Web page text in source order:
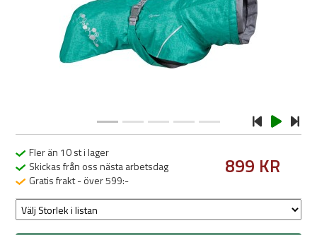
Previous
Fler än 10 st i lager
Skickas från oss nästa arbetsdag
Gratis frakt - över 599:-
899 KR